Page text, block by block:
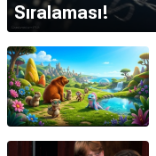
Sıralaması!